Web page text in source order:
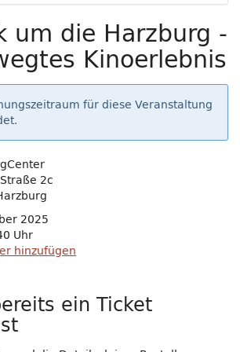
um die Harzburg -
Kinoerlebnis
für diese Veranstaltung
2c
2025
Uhr
hinzufügen
ein Ticket